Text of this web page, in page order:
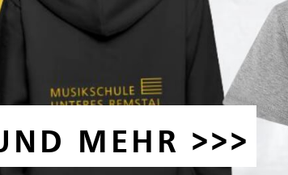
MEHR >>>